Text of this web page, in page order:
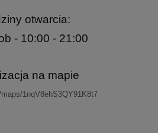
otwarcia:
- 10:00 - 21:00
na mapie
1nqV8ehS3QY91K8t7